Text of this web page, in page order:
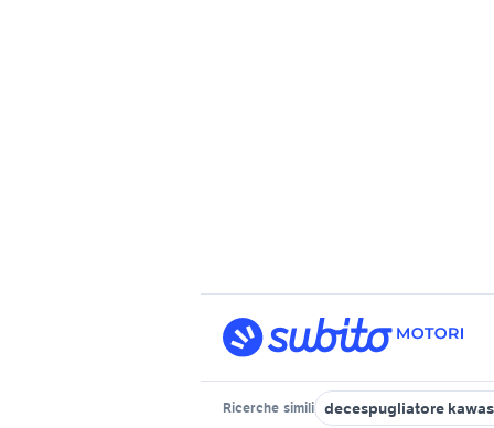
Ricerche simili decespugliatore